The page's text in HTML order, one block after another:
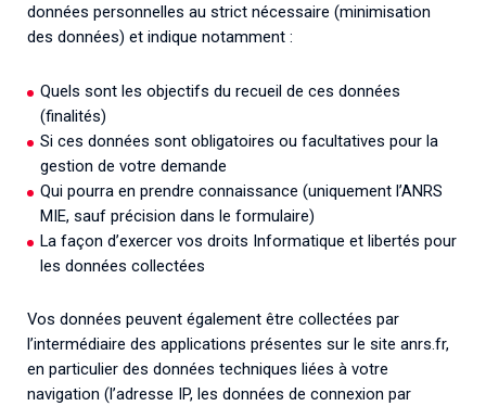
données personnelles au strict nécessaire (minimisation
des données) et indique notamment :
Quels sont les objectifs du recueil de ces données
(finalités)
Si ces données sont obligatoires ou facultatives pour la
gestion de votre demande
Qui pourra en prendre connaissance (uniquement l’ANRS
MIE, sauf précision dans le formulaire)
La façon d’exercer vos droits Informatique et libertés pour
les données collectées
Vos données peuvent également être collectées par
l’intermédiaire des applications présentes sur le site anrs.fr,
en particulier des données techniques liées à votre
navigation (l’adresse IP, les données de connexion par